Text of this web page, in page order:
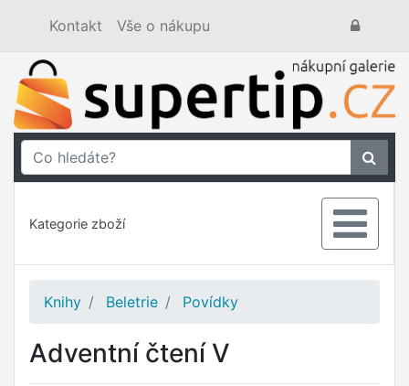
Kontakt Vše o nákupu
Kategorie zboží
Knihy Beletrie Povídky
Adventní čtení V